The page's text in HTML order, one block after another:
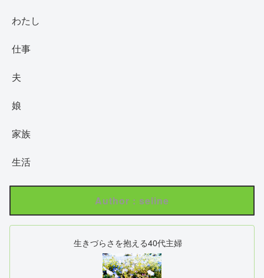
わたし
仕事
夫
娘
家族
生活
Author : seline
生きづらさを抱える40代主婦